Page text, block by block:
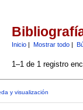
Inicio| Mostrar todo|
1–1 de 1 registro
y visualización